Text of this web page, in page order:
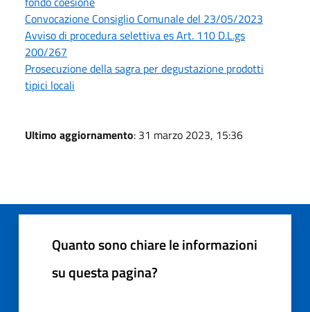
Convocazione Consiglio Comunale del 23/05/2023
Avviso di procedura selettiva es Art. 110 D.L.gs
200/267
Prosecuzione della sagra per degustazione prodotti
tipici locali
Ultimo aggiornamento: 31 marzo 2023, 15:36
Quanto sono chiare le informazioni
su questa pagina?